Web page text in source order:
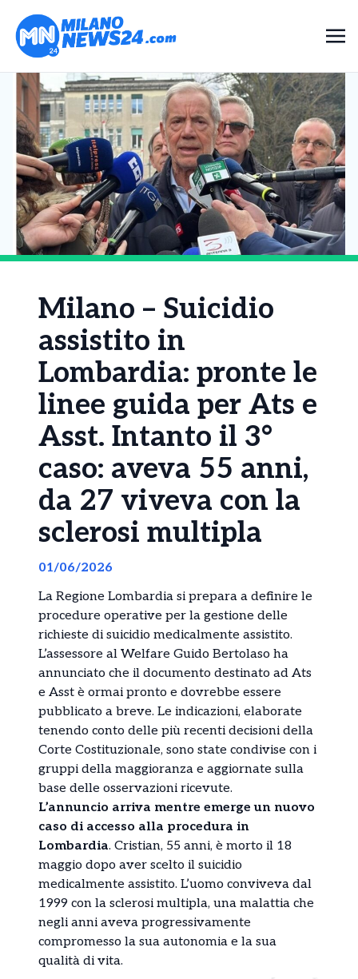
Milano – Suicidio
assistito in
Lombardia: pronte le
linee guida per Ats e
Asst. Intanto il 3°
caso: aveva 55 anni,
da 27 viveva con la
sclerosi multipla
01/06/2026
La Regione Lombardia si prepara a definire le
procedure operative per la gestione delle
richieste di suicidio medicalmente assistito.
L’assessore al Welfare Guido Bertolaso ha
annunciato che il documento destinato ad Ats
e Asst è ormai pronto e dovrebbe essere
pubblicato a breve. Le indicazioni, elaborate
tenendo conto delle più recenti decisioni della
Corte Costituzionale, sono state condivise con i
gruppi della maggioranza e aggiornate sulla
base delle osservazioni ricevute.
L’annuncio arriva mentre emerge un nuovo
caso di accesso alla procedura in
Lombardia. Cristian, 55 anni, è morto il 18
maggio dopo aver scelto il suicidio
medicalmente assistito. L’uomo conviveva dal
1999 con la sclerosi multipla, una malattia che
negli anni aveva progressivamente
compromesso la sua autonomia e la sua
qualità di vita.